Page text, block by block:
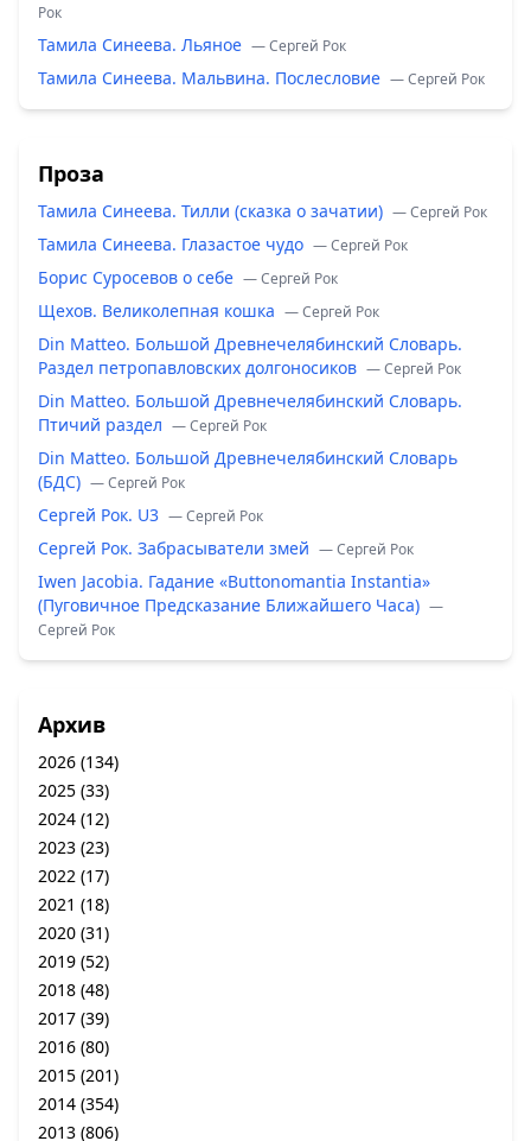
Рок
Тамила Синеева. Льяное — Сергей Рок
Тамила Синеева. Мальвина. Послесловие — Сергей Рок
Проза
Тамила Синеева. Тилли (сказка о зачатии) — Сергей Рок
Тамила Синеева. Глазастое чудо — Сергей Рок
Борис Суросевов о себе — Сергей Рок
Щехов. Великолепная кошка — Сергей Рок
Din Matteo. Большой Древнечелябинский Словарь.
Раздел петропавловских долгоносиков — Сергей Рок
Din Matteo. Большой Древнечелябинский Словарь.
Птичий раздел — Сергей Рок
Din Matteo. Большой Древнечелябинский Словарь
(БДС) — Сергей Рок
Сергей Рок. U3 — Сергей Рок
Сергей Рок. Забрасыватели змей — Сергей Рок
Iwen Jacobia. Гадание «Buttonomantia Instantia»
(Пуговичное Предсказание Ближайшего Часа) —
Сергей Рок
Архив
2026 (134)
2025 (33)
2024 (12)
2023 (23)
2022 (17)
2021 (18)
2020 (31)
2019 (52)
2018 (48)
2017 (39)
2016 (80)
2015 (201)
2014 (354)
2013 (806)